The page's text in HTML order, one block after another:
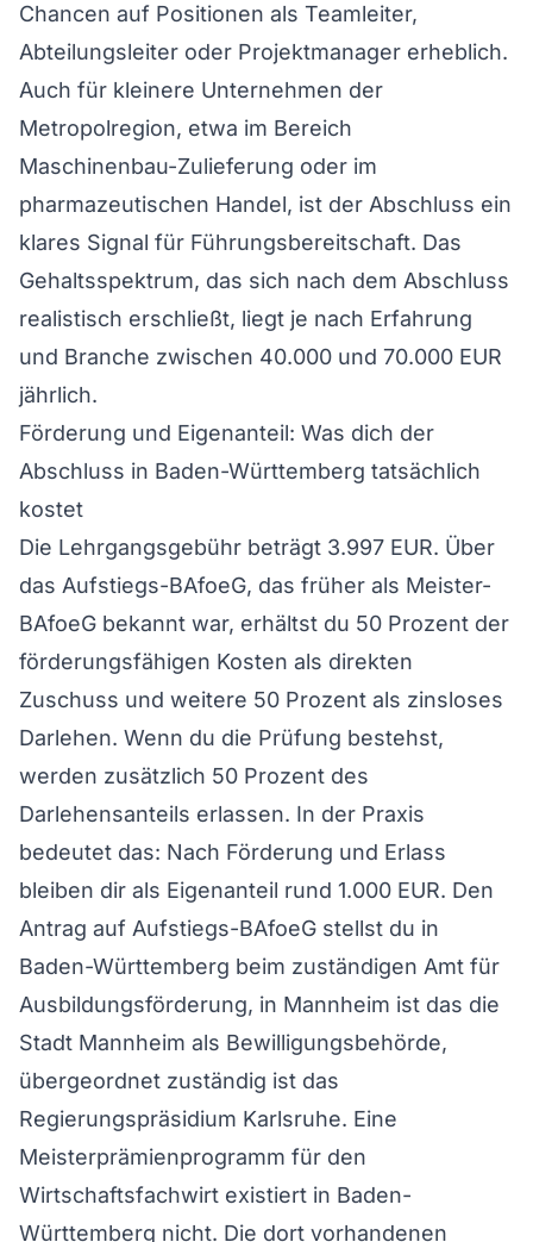
Chancen auf Positionen als Teamleiter,
Abteilungsleiter oder Projektmanager erheblich.
Auch für kleinere Unternehmen der
Metropolregion, etwa im Bereich
Maschinenbau-Zulieferung oder im
pharmazeutischen Handel, ist der Abschluss ein
klares Signal für Führungsbereitschaft. Das
Gehaltsspektrum, das sich nach dem Abschluss
realistisch erschließt, liegt je nach Erfahrung
und Branche zwischen 40.000 und 70.000 EUR
jährlich.
Förderung und Eigenanteil: Was dich der
Abschluss in Baden-Württemberg tatsächlich
kostet
Die Lehrgangsgebühr beträgt 3.997 EUR. Über
das Aufstiegs-BAfoeG, das früher als Meister-
BAfoeG bekannt war, erhältst du 50 Prozent der
förderungsfähigen Kosten als direkten
Zuschuss und weitere 50 Prozent als zinsloses
Darlehen. Wenn du die Prüfung bestehst,
werden zusätzlich 50 Prozent des
Darlehensanteils erlassen. In der Praxis
bedeutet das: Nach Förderung und Erlass
bleiben dir als Eigenanteil rund 1.000 EUR. Den
Antrag auf Aufstiegs-BAfoeG stellst du in
Baden-Württemberg beim zuständigen Amt für
Ausbildungsförderung, in Mannheim ist das die
Stadt Mannheim als Bewilligungsbehörde,
übergeordnet zuständig ist das
Regierungspräsidium Karlsruhe. Eine
Meisterprämienprogramm für den
Wirtschaftsfachwirt existiert in Baden-
Württemberg nicht. Die dort vorhandenen